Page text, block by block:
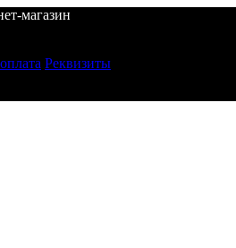
магазин
Реквизиты